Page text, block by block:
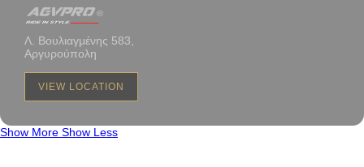
Λ. Βουλιαγμένης 583,
Αργυρούπολη
VIEW LOCATION
Show More Show Less